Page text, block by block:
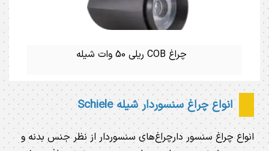
چراغ COB ریلی 50 وات شیله
انواع چراغ سنسوردار شیله Schiele
انواع چراغ سنسور دارچراغ‌های سنسوردار از نظر جنس بدنه و